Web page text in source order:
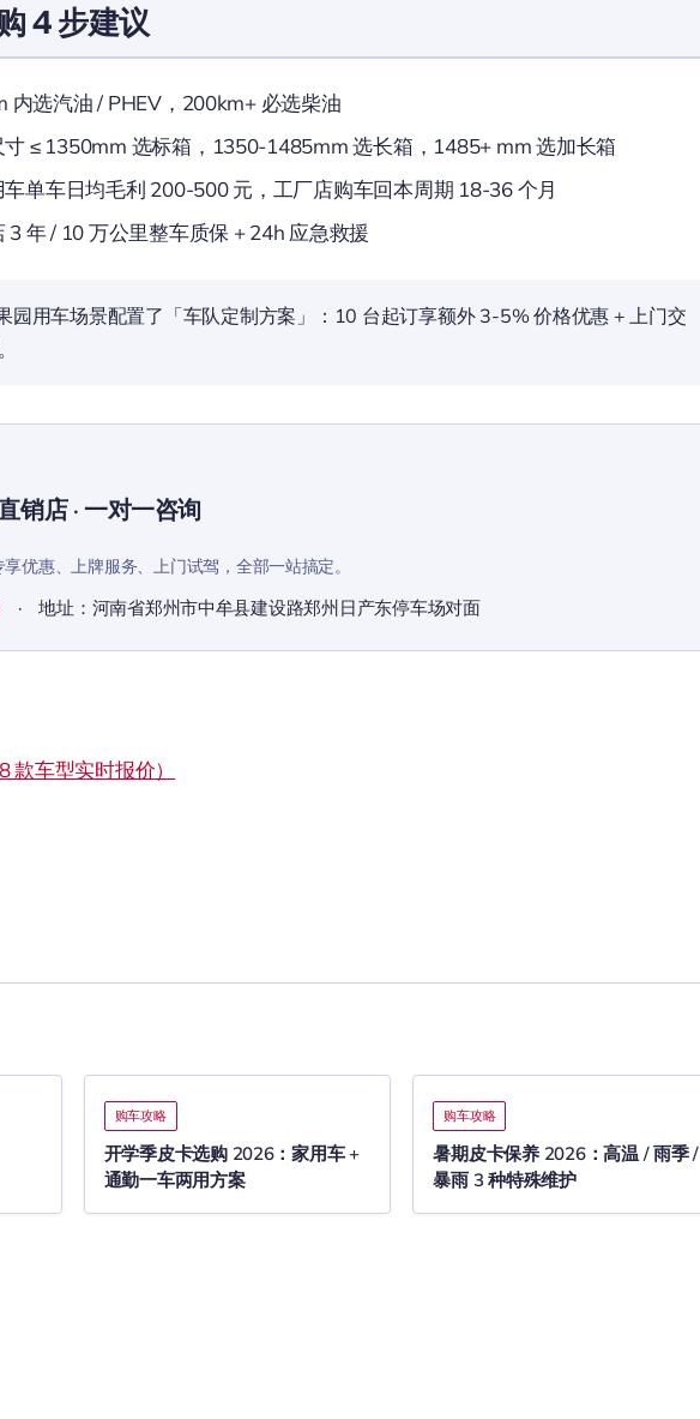
4 步建议
内选汽油 / PHEV，200km+ 必选柴油
寸 ≤ 1350mm 选标箱，1350-1485mm 选长箱，1485+ mm 选加长箱
单车日均毛利 200-500 元，工厂店购车回本周期 18-36 个月
3 年 / 10 万公里整车质保 + 24h 应急救援
园用车场景配置了「车队定制方案」：10 台起订享额外 3-5% 价格优惠 + 上门交
销店 · 一对一咨询
优惠、上牌服务、上门试驾，全部一站搞定。
· 地址：河南省郑州市中牟县建设路郑州日产东停车场对面
车型实时报价）
购车攻略
开学季皮卡选购 2026：家用车 +
通勤一车两用方案
购车攻略
暑期皮卡保养 2026：高温 / 雨季 /
暴雨 3 种特殊维护